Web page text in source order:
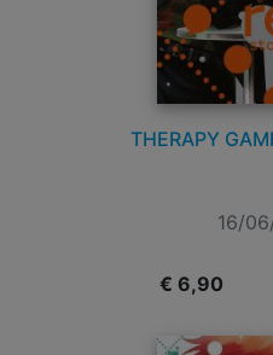
THERAPY
16/
€ 6,90